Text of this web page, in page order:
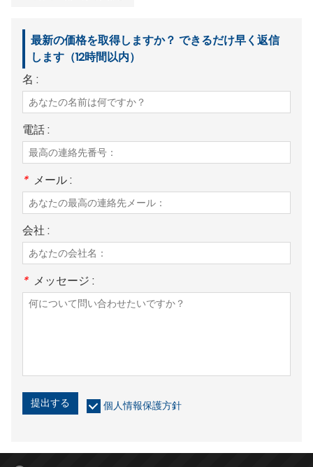
最新の価格を取得しますか？ できるだけ早く返信
します（12時間以内）
名 :
電話 :
* メール :
会社 :
* メッセージ :
提出する 個人情報保護方針